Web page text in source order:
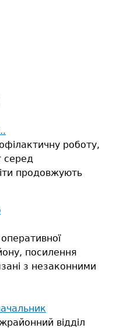
роботу,
серед
продовжують
посилення
з незаконними
відділ